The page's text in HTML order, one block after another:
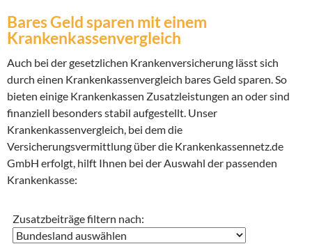
Bares Geld sparen mit einem
Krankenkassenvergleich
Auch bei der gesetzlichen Krankenversicherung lässt sich
durch einen Krankenkassenvergleich bares Geld sparen. So
bieten einige Krankenkassen Zusatzleistungen an oder sind
finanziell besonders stabil aufgestellt. Unser
Krankenkassenvergleich, bei dem die
Versicherungsvermittlung über die Krankenkassennetz.de
GmbH erfolgt, hilft Ihnen bei der Auswahl der passenden
Krankenkasse:
Zusatzbeiträge filtern nach: